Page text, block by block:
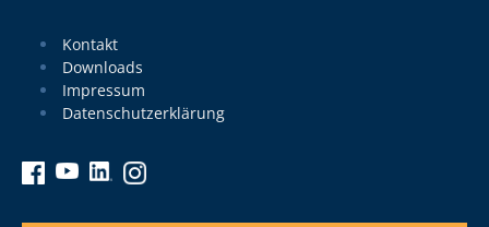
Kontakt
Downloads
Impressum
Datenschutzerklärung